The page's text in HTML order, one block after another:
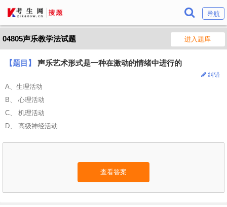
导航
04805声乐教学法试题 进入题库
【题目】 声乐艺术形式是一种在激动的情绪中进行的
纠错
A、生理活动
B、 心理活动
C、 机理活动
D、 高级神经活动
查看答案